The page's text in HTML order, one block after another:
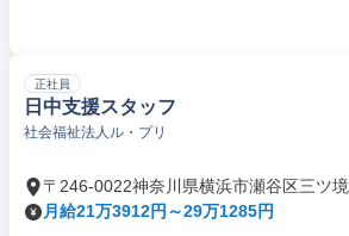
正社員
日中支援スタッフ
社会福祉法人ル・プリ
〒246-0022神奈川県横浜市瀬谷区三ツ境
月給21万3912円～29万1285円